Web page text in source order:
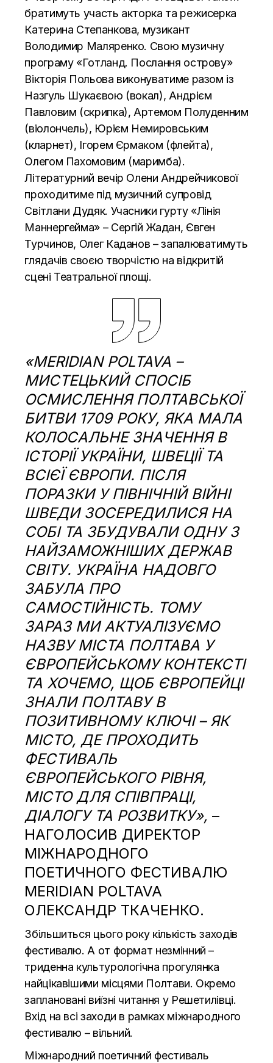
братимуть участь акторка та режисерка
Катерина Степанкова, музикант
Володимир Маляренко. Свою музичну
програму «Готланд. Послання острову»
Вікторія Польова виконуватиме разом із
Назгуль Шукаєвою (вокал), Андрієм
Павловим (скрипка), Артемом Полуденним
(віолончель), Юрієм Немировським
(кларнет), Ігорем Єрмаком (флейта),
Олегом Пахомовим (маримба).
Літературний вечір Олени Андрейчикової
проходитиме під музичний супровід
Світлани Дудяк. Учасники гурту «Лінія
Маннергейма» – Сергій Жадан, Євген
Турчинов, Олег Каданов – запалюватимуть
глядачів своєю творчістю на відкритій
сцені Театральної площі.
«MERIDIAN POLTAVA –
МИСТЕЦЬКИЙ СПОСІБ
ОСМИСЛЕННЯ ПОЛТАВСЬКОЇ
БИТВИ 1709 РОКУ, ЯКА МАЛА
КОЛОСАЛЬНЕ ЗНАЧЕННЯ В
ІСТОРІЇ УКРАЇНИ, ШВЕЦІЇ ТА
ВСІЄЇ ЄВРОПИ. ПІСЛЯ
ПОРАЗКИ У ПІВНІЧНІЙ ВІЙНІ
ШВЕДИ ЗОСЕРЕДИЛИСЯ НА
СОБІ ТА ЗБУДУВАЛИ ОДНУ З
НАЙЗАМОЖНІШИХ ДЕРЖАВ
СВІТУ. УКРАЇНА НАДОВГО
ЗАБУЛА ПРО
САМОСТІЙНІСТЬ. ТОМУ
ЗАРАЗ МИ АКТУАЛІЗУЄМО
НАЗВУ МІСТА ПОЛТАВА У
ЄВРОПЕЙСЬКОМУ КОНТЕКСТІ
ТА ХОЧЕМО, ЩОБ ЄВРОПЕЙЦІ
ЗНАЛИ ПОЛТАВУ В
ПОЗИТИВНОМУ КЛЮЧІ – ЯК
МІСТО, ДЕ ПРОХОДИТЬ
ФЕСТИВАЛЬ
ЄВРОПЕЙСЬКОГО РІВНЯ,
МІСТО ДЛЯ СПІВПРАЦІ,
ДІАЛОГУ ТА РОЗВИТКУ», –
НАГОЛОСИВ ДИРЕКТОР
МІЖНАРОДНОГО
ПОЕТИЧНОГО ФЕСТИВАЛЮ
MERIDIAN POLTAVA
ОЛЕКСАНДР ТКАЧЕНКО.
Збільшиться цього року кількість заходів
фестивалю. А от формат незмінний –
триденна культурологічна прогулянка
найцікавішими місцями Полтави. Окремо
заплановані виїзні читання у Решетилівці.
Вхід на всі заходи в рамках міжнародного
фестивалю – вільний.
Міжнародний поетичний фестиваль